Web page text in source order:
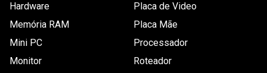
Hardware
Memória RAM
Mini PC
Monitor
Placa de Video
Placa Mãe
Processador
Roteador